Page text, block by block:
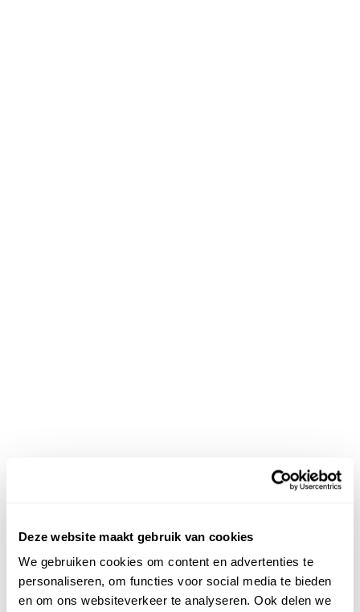
Deze website maakt gebruik van cookies
We gebruiken cookies om content en advertenties te
personaliseren, om functies voor social media te bieden
en om ons websiteverkeer te analyseren. Ook delen we